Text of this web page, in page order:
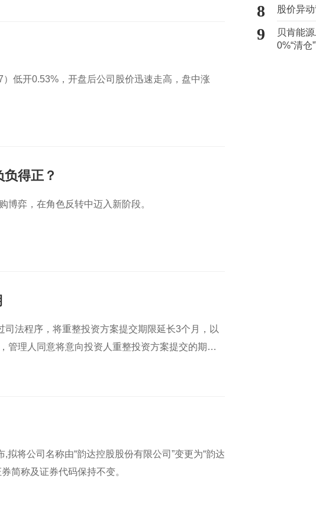
低开0.53%，开盘后公司股价迅速走高，盘中涨
得正？
博弈，在角色反转中迈入新阶段。
司法程序，将重整投资方案提交期限延长3个月，以
管理人同意将意向投资人重整投资方案提交的期限
拟将公司名称由“韵达控股股份有限公司”变更为“韵达
简称及证券代码保持不变。
8 股价异
9
贝肯能
0%“清仓